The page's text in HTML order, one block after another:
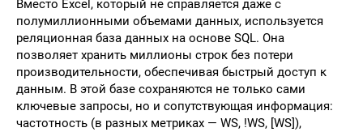
Вместо Excel, который не справляется даже с
полумиллионными объемами данных, используется
реляционная база данных на основе SQL. Она
позволяет хранить миллионы строк без потери
производительности, обеспечивая быстрый доступ к
данным. В этой базе сохраняются не только сами
ключевые запросы, но и сопутствующая информация:
частотность (в разных метриках — WS, !WS, [WS]),